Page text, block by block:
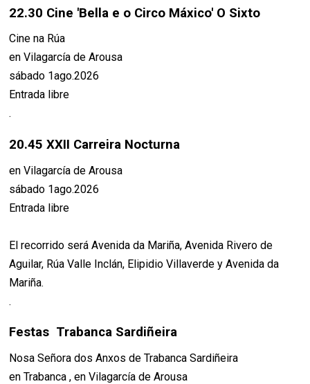
22.30 Cine 'Bella e o Circo Máxico' O Sixto
Cine na Rúa
en Vilagarcía de Arousa
sábado 1ago.2026
Entrada libre
.
20.45 XXII Carreira Nocturna
en Vilagarcía de Arousa
sábado 1ago.2026
Entrada libre
El recorrido será Avenida da Mariña, Avenida Rivero de
Aguilar, Rúa Valle Inclán, Elipidio Villaverde y Avenida da
Mariña.
.
Festas Trabanca Sardiñeira
Nosa Señora dos Anxos de Trabanca Sardiñeira
en Trabanca , en Vilagarcía de Arousa